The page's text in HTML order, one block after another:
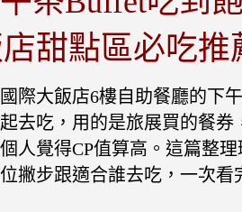
甜點區必吃推
際大飯店6樓自助餐廳的下
去吃，用的是旅展買的餐券
人覺得CP值算高。這篇整
撇步跟適合誰去吃，一次看